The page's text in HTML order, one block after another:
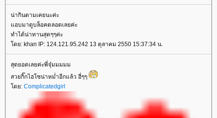
น่ากินตามเคยนะค่ะ
แอบมาดูบล็อคตลอดเลยค่ะ
ทำได้น่าทานสุดๆๆค่ะ
โดย: khan IP: 124.121.95.242 13 ตุลาคม 2550 15:37:34 น.
สุดยอดเลยค่ะพี่จุ๋มมมมม
สวยกิ๊กไฮโซน่าหม่ำอีกแล้ว ฮี่ๆๆ
โดย: Complicatedgirl